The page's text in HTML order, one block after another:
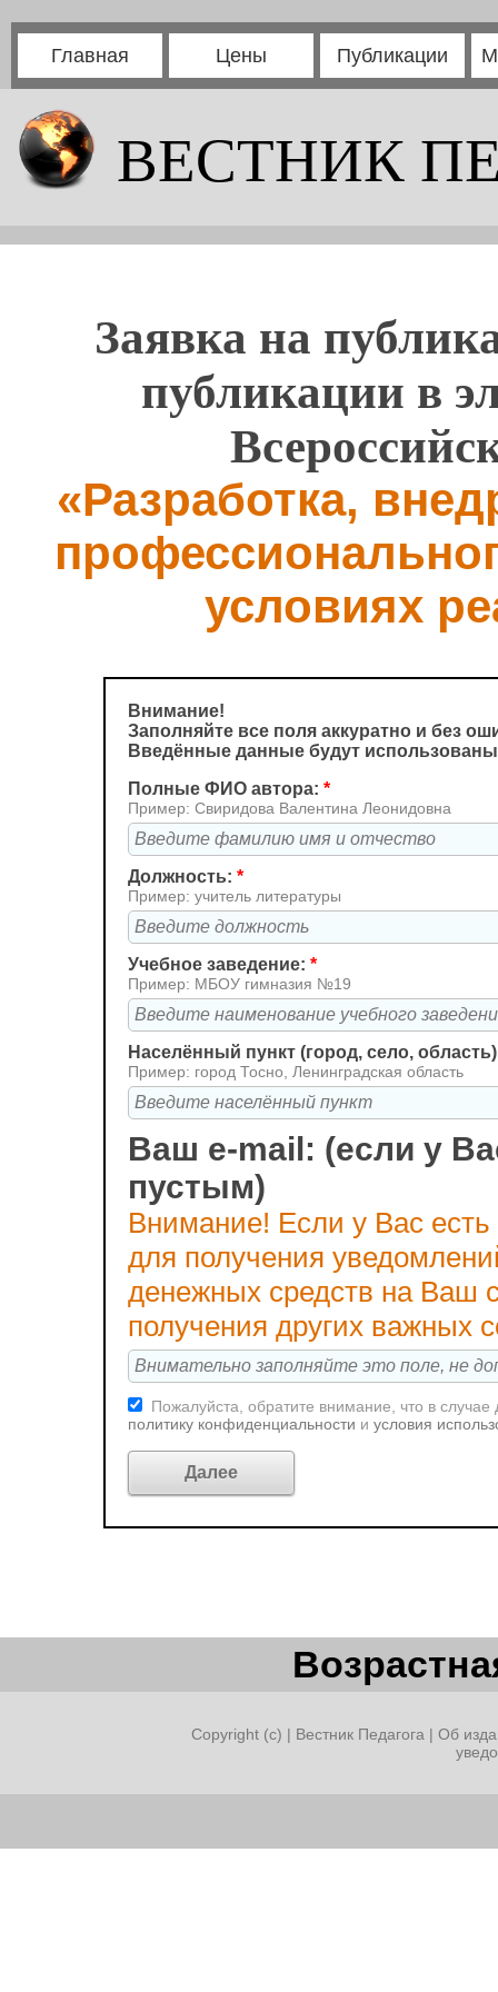
Главная Цены Публикации
ВЕСТНИК
Заявка на
публикации в
«Разработка,
условиях
Внимание!
Заполняйте все поля аккуратно и без
Введённые данные будут
Полные ФИО автора: *
Пример: Свиридова Валентина Леонидовна
Должность: *
Пример: учитель литературы
Учебное заведение: *
Пример: МБОУ гимназия №19
Населённый пункт (город, село,
Пример: город Тосно, Ленинградская область
Ваш e-mail: (если у
пустым)
Внимание! Если у Вас
для получения
денежных средств на Ваш
получения других важных
Пожалуйста, обратите внимание, что в
политику конфиденциальности и условия
Copyright (c) | Вестник Педагога | Об